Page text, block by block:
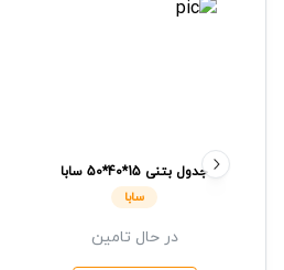
جدول بتنی 15*40*50
سابا
سابا
در حال تامین